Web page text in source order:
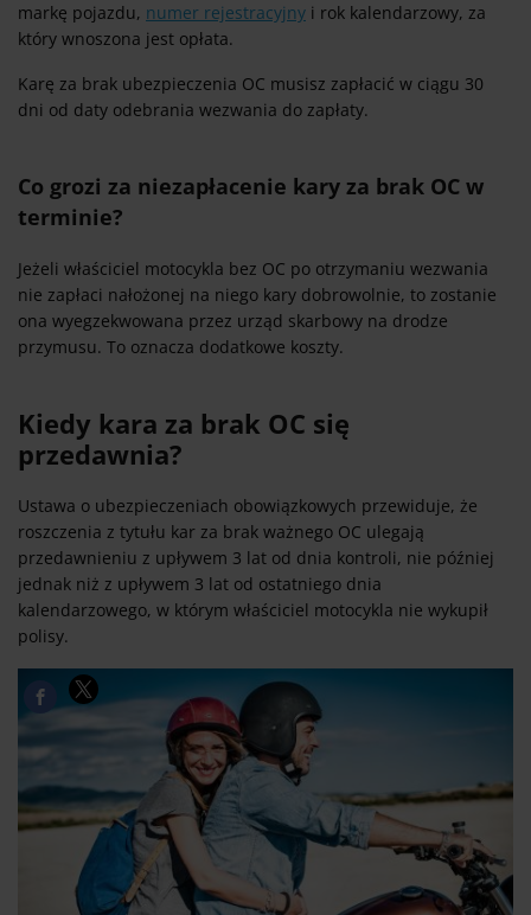
markę pojazdu, numer rejestracyjny i rok kalendarzowy, za
który wnoszona jest opłata.
Karę za brak ubezpieczenia OC musisz zapłacić w ciągu 30
dni od daty odebrania wezwania do zapłaty.
Co grozi za niezapłacenie kary za brak OC w
terminie?
Jeżeli właściciel motocykla bez OC po otrzymaniu wezwania
nie zapłaci nałożonej na niego kary dobrowolnie, to zostanie
ona wyegzekwowana przez urząd skarbowy na drodze
przymusu. To oznacza dodatkowe koszty.
Kiedy kara za brak OC się
przedawnia?
Ustawa o ubezpieczeniach obowiązkowych przewiduje, że
roszczenia z tytułu kar za brak ważnego OC ulegają
przedawnieniu z upływem 3 lat od dnia kontroli, nie później
jednak niż z upływem 3 lat od ostatniego dnia
kalendarzowego, w którym właściciel motocykla nie wykupił
polisy.